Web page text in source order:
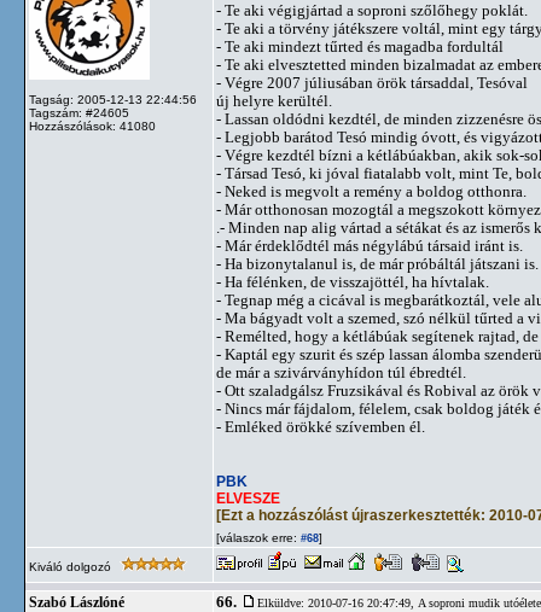
Tagság: 2005-12-13 22:44:56
Tagszám: #24605
Hozzászólások: 41080
- Te aki végigjártad a soproni szőlőhegy poklát.
- Te aki a törvény játékszere voltál, mint egy
- Te aki mindezt tűrted és magadba fordultál
- Te aki elvesztetted minden bizalmadat az
- Végre 2007 júliusában örök társaddal, Tesóval
új helyre kerültél.
- Lassan oldódni kezdtél, de minden zizzenésre
- Legjobb barátod Tesó mindig óvott, és
- Végre kezdtél bízni a kétlábúakban, akik sok-
- Társad Tesó, ki jóval fiatalabb volt, mint Te,
- Neked is megvolt a remény a boldog otthonra.
- Már otthonosan mozogtál a megszokott
.- Minden nap alig vártad a sétákat és az
- Már érdeklődtél más négylábú társaid iránt is.
- Ha bizonytalanul is, de már próbáltál játszani is.
- Ha félénken, de visszajöttél, ha hívtalak.
- Tegnap még a cicával is megbarátkoztál, vele
- Ma bágyadt volt a szemed, szó nélkül tűrted a
- Remélted, hogy a kétlábúak segítenek rajtad,
- Kaptál egy szurit és szép lassan álomba
de már a szivárványhídon túl ébredtél.
- Ott szaladgálsz Fruzsikával és Robival az örök
- Nincs már fájdalom, félelem, csak boldog játék
- Emléked örökké szívemben él.
PBK
ELVESZE
[Ezt a hozzászólást újraszerkesztették: 2010-
[válaszok erre: #68]
Kiváló dolgozó
Szabó Lászlóné 66. Elküldve: 2010-07-16 20:47:49, A soproni mudik utóélete